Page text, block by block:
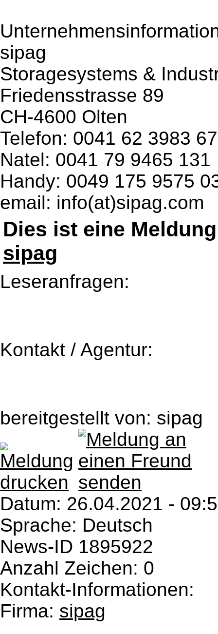
sipag
Storagesystems &
Friedensstrasse 89
CH-4600 Olten
Telefon: 0041 62 3983
Natel: 0041 79 9465 131
Handy: 0049 175 9575
email: info(at)sipag.com
Dies ist eine
sipag
Leseranfragen:
Kontakt / Agentur:
bereitgestellt von: sipag
Datum: 26.04.2021 -
Sprache: Deutsch
News-ID 1895922
Anzahl Zeichen: 0
Kontakt-Informationen:
Firma: sipag